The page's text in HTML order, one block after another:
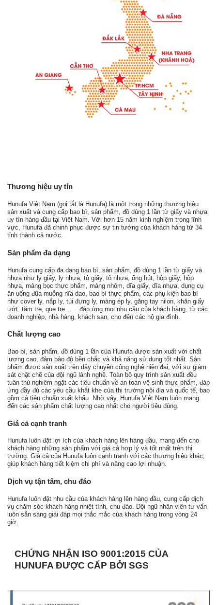
Thương hiệu uy tín
Hunufa Việt Nam (gọi tắt là Hunufa) là một trong những thương hiệu
sản xuất và cung cấp bao bì, sản phẩm, đồ dùng 1 lần từ giấy và nhựa
uy tín hàng đầu tại Việt Nam. Với hơn 15 năm kinh nghiệm trong lĩnh
vực, Hunufa đã chinh phục được sự tin tưởng của khách hàng từ 34
tỉnh thành cả nước.
Sản phẩm đa dạng
Hunufa cung cấp đa dạng bao bì, sản phẩm, đồ dùng 1 lần từ giấy và
nhựa như ly giấy, ly nhựa, tô giấy, tô nhựa, ống hút, hộp giấy, hộp
nhựa, màng bọc thực phẩm, màng nhôm, dĩa giấy, dĩa nhựa, dụng cụ
ăn uống đũa muỗng nĩa dao, bao bì thực phẩm, các phụ kiện bao bì
như cover ly, nắp ly, túi đựng ly, màng ép ly, găng tay nilon, khăn giấy
ướt, tăm tre, que tre…… đáp ứng mọi nhu cầu của khách hàng, từ các
doanh nghiệp, nhà hàng, khách sạn, cho đến các hộ gia đình.
Chất lượng cao
Bao bì, sản phẩm, đồ dùng 1 lần của Hunufa được sản xuất với chất
lượng cao, đảm bảo độ bền chắc và khả năng sử dụng tốt nhất. Sản
phẩm được sản xuất trên dây chuyền công nghệ hiện đại, với sự giám
sát chặt chẽ của đội ngũ lành nghề. Toàn bộ quy trình sản xuất đều
tuân thủ nghiêm ngặt các tiêu chuẩn về an toàn vệ sinh thực phẩm, đáp
ứng đầy đủ các yêu cầu khắt khe của thị trường nội địa và quốc tế, bao
gồm cả tiêu chuẩn xuất khẩu. Nhờ vậy, Hunufa Việt Nam luôn mang
đến các sản phẩm chất lượng cao nhất cho người tiêu dùng.
Giá cả cạnh tranh
Hunufa luôn đặt lợi ích của khách hàng lên hàng đầu, mang đến cho
khách hàng những sản phẩm với giá cả hợp lý và tốt nhất trên thị
trường. Giá cả của Hunufa luôn cạnh tranh với các thương hiệu khác,
giúp khách hàng tiết kiệm chi phí và nâng cao lợi nhuận.
Dịch vụ tận tâm, chu đáo
Hunufa luôn đặt nhu cầu của khách hàng lên hàng đầu, cung cấp dịch
vụ chăm sóc khách hàng nhiệt tình, chu đáo. Đội ngũ nhân viên tư vấn
luôn sẵn sàng giải đáp mọi thắc mắc của khách hàng trong vòng 24
giờ.
CHỨNG NHẬN ISO 9001:2015 CỦA
HUNUFA ĐƯỢC CẤP BỞI SGS